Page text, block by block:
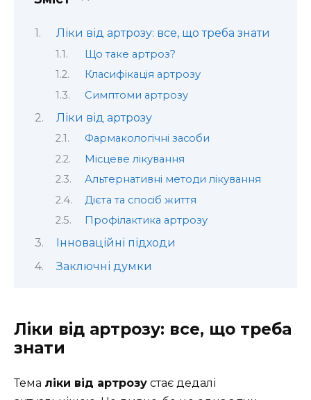
Ліки від артрозу: все, що треба знати
Що таке артроз?
Класифікація артрозу
Симптоми артрозу
Ліки від артрозу
Фармакологічні засоби
Місцеве лікування
Альтернативні методи лікування
Дієта та спосіб життя
Профілактика артрозу
Інноваційні підходи
Заключні думки
Ліки від артрозу: все, що треба
знати
Тема ліки від артрозу стає дедалі